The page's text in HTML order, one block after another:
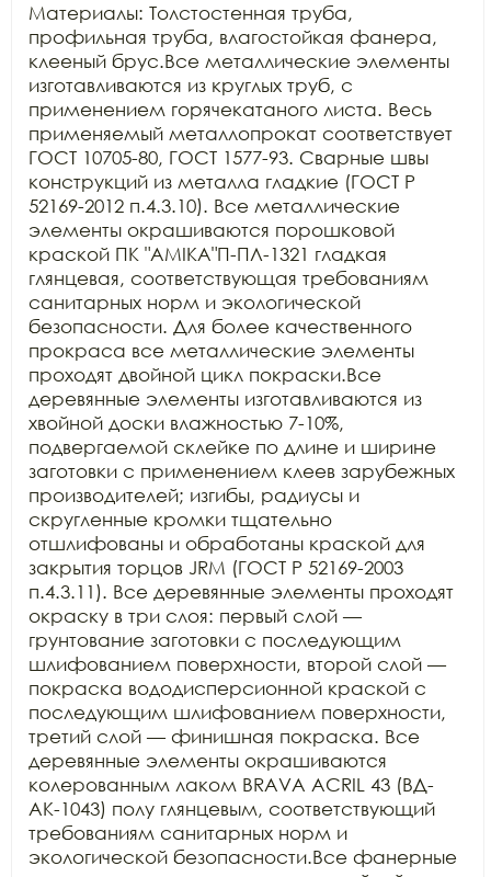
Материалы: Толстостенная труба,
профильная труба, влагостойкая фанера,
клееный брус.Все металлические элементы
изготавливаются из круглых труб, с
применением горячекатаного листа. Весь
применяемый металлопрокат соответствует
ГОСТ 10705-80, ГОСТ 1577-93. Сварные швы
конструкций из металла гладкие (ГОСТ Р
52169-2012 п.4.3.10). Все металлические
элементы окрашиваются порошковой
краской ПК "АМIKA"П-ПЛ-1321 гладкая
глянцевая, соответствующая требованиям
санитарных норм и экологической
безопасности. Для более качественного
прокраса все металлические элементы
проходят двойной цикл покраски.Все
деревянные элементы изготавливаются из
хвойной доски влажностью 7-10%,
подвергаемой склейке по длине и ширине
заготовки с применением клеев зарубежных
производителей; изгибы, радиусы и
скругленные кромки тщательно
отшлифованы и обработаны краской для
закрытия торцов JRM (ГОСТ Р 52169-2003
п.4.3.11). Все деревянные элементы проходят
окраску в три слоя: первый слой —
грунтование заготовки с последующим
шлифованием поверхности, второй слой —
покраска вододисперсионной краской с
последующим шлифованием поверхности,
третий слой — финишная покраска. Все
деревянные элементы окрашиваются
колерованным лаком BRAVA ACRIL 43 (ВД-
АК-1043) полу глянцевым, соответствующий
требованиям санитарных норм и
экологической безопасности.Все фанерные